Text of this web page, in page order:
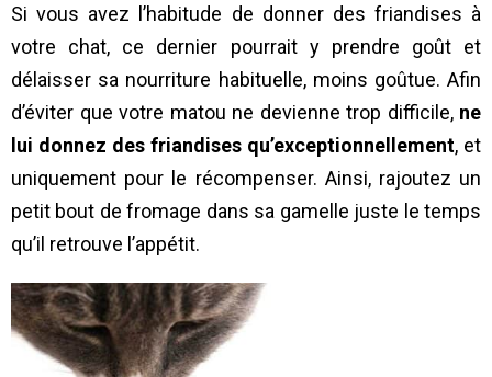
Si vous avez l’habitude de donner des friandises à
votre chat, ce dernier pourrait y prendre goût et
délaisser sa nourriture habituelle, moins goûtue. Afin
d’éviter que votre matou ne devienne trop difficile, ne
lui donnez des friandises qu’exceptionnellement, et
uniquement pour le récompenser. Ainsi, rajoutez un
petit bout de fromage dans sa gamelle juste le temps
qu’il retrouve l’appétit.